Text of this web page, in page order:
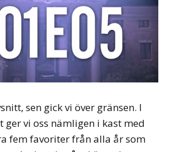
sen gick vi över gränsen. I
ger vi oss nämligen i kast med
fem favoriter från alla år som